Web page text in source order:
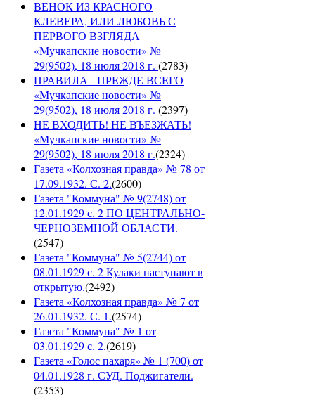
ВЕНОК ИЗ КРАСНОГО
КЛЕВЕРА, ИЛИ ЛЮБОВЬ С
ПЕРВОГО ВЗГЛЯДА
«Мучкапские новости» №
29(9502), 18 июля 2018 г. (2783)
ПРАВИЛА - ПРЕЖДЕ ВСЕГО
«Мучкапские новости» №
29(9502), 18 июля 2018 г. (2397)
НЕ ВХОДИТЬ! НЕ ВЪЕЗЖАТЬ!
«Мучкапские новости» №
29(9502), 18 июля 2018 г.(2324)
Газета «Колхозная правда» № 78 от
17.09.1932. С. 2.(2600)
Газета "Коммуна" № 9(2748) от
12.01.1929 с. 2 ПО ЦЕНТРАЛЬНО-
ЧЕРНОЗЕМНОЙ ОБЛАСТИ.
(2547)
Газета "Коммуна" № 5(2744) от
08.01.1929 с. 2 Кулаки наступают в
открытую.(2492)
Газета «Колхозная правда» № 7 от
26.01.1932. С. 1.(2574)
Газета "Коммуна" № 1 от
03.01.1929 с. 2.(2619)
Газета «Голос пахаря» № 1 (700) от
04.01.1928 г. СУД. Поджигатели.
(2353)